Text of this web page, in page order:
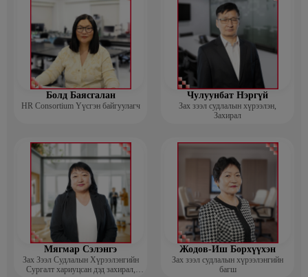
Болд Баясгалан
HR Consortium Үүсгэн байгуулагч
Чулуунбат Нэргүй
Зах зээл судлалын хүрээлэн,
Захирал
Мягмар Сэлэнгэ
Зах Зээл Судлалын Хүрээлэнгийн
Сургалт хариуцсан дэд захирал,
Жодов-Иш Борхүүхэн
Зах зээл судлалын хүрээлэнгийн
багш